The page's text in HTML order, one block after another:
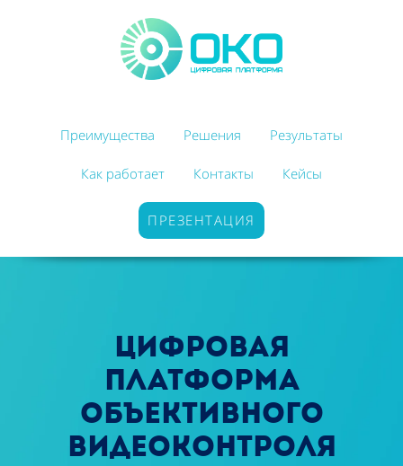
Преимущества Решения Результаты
Как работает Контакты Кейсы
ПРЕЗЕНТАЦИЯ
цифровая
платформа
объективного
видеоконтроля